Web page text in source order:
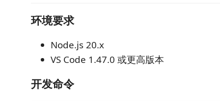
环境要求
Node.js 20.x
VS Code 1.47.0 或更高版本
开发命令